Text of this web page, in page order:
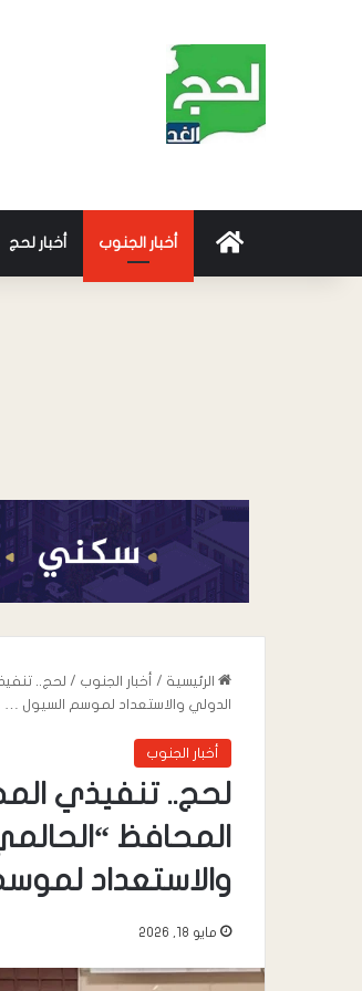
أخبار الجنوب أخبار لحج
الرئيسية / أخبار الجنوب / لحج..
الدولي والاستعداد لموسم السيول …
أخبار الجنوب
لحج.. تنفيذي
المحافظ
والاستعداد
مايو 18, 2026